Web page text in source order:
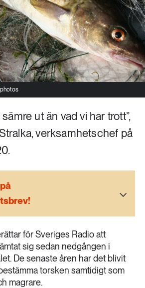
ut än vad vi har trott”,
verksamhetschef på
för Sveriges Radio att
sig sedan nedgången i
De senaste åren har det blivit
torsken samtidigt som
magrare.